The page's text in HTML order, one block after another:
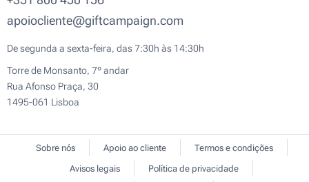
apoiocliente@giftcampaign.com
De segunda a sexta-feira, das 7:30h às 14:30h
Torre de Monsanto, 7º andar
Rua Afonso Praça, 30
1495-061 Lisboa
Sobre nós Apoio ao cliente
Termos e condições
Avisos legais
Política de privacidade